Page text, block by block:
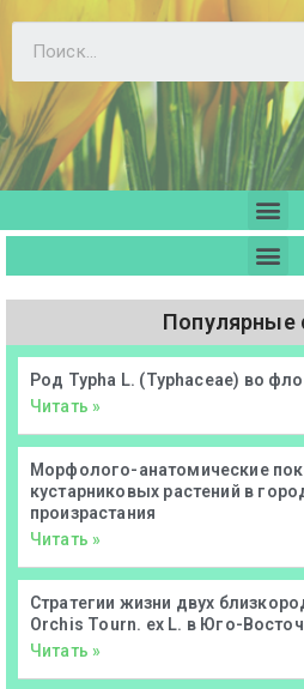
Популярные
Род Typha L. (Typhaceae) во
Читать »
Морфолого-анатомические
кустарниковых растений в
произрастания
Читать »
Стратегии жизни двух
Orchis Tourn. ex L. в Юго-
Читать »